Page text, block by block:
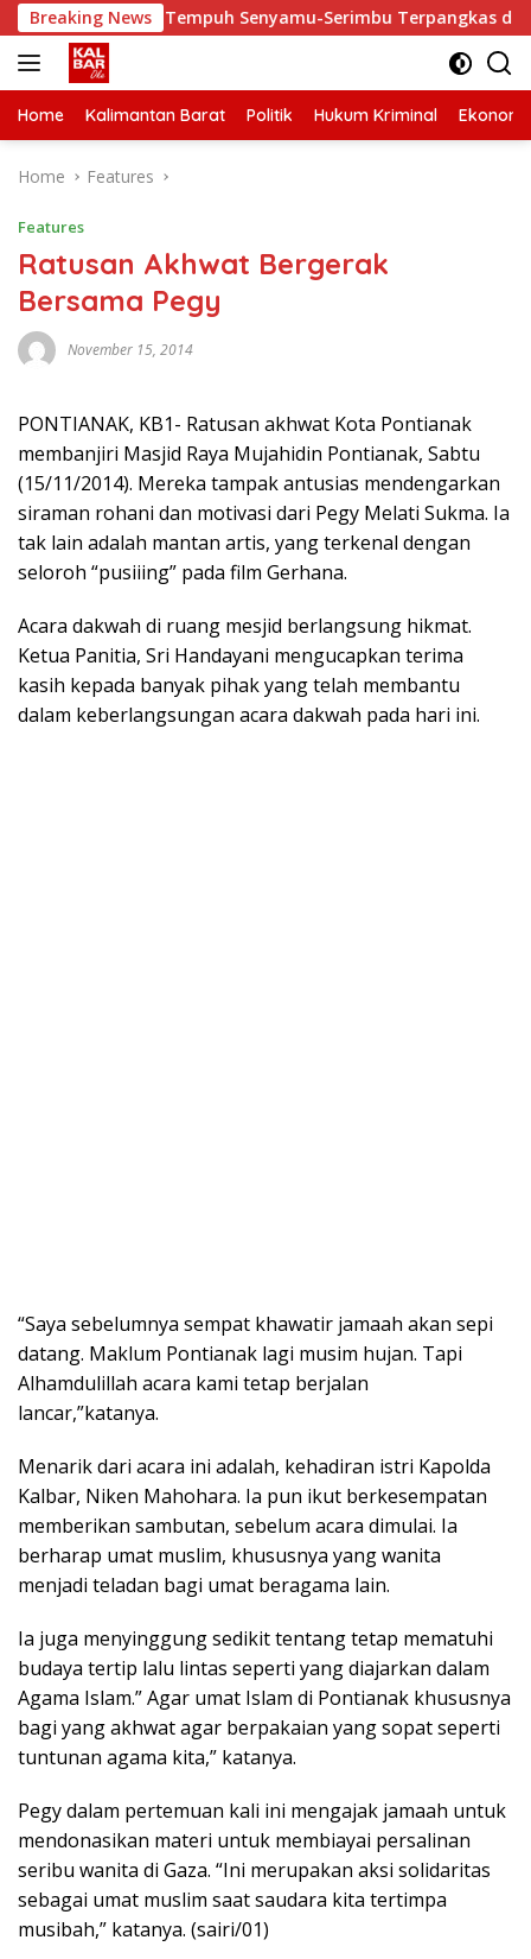
Skip
to
content
Breaking News
Waktu Tempuh Senyamu-Serimbu Terpangkas dari 2 Jam
Home Kalimantan Barat Politik Hukum Kriminal Ekonomi
Home Features
Features
Ratusan Akhwat Bergerak
Bersama Pegy
November 15, 2014
PONTIANAK, KB1- Ratusan akhwat Kota Pontianak
membanjiri Masjid Raya Mujahidin Pontianak, Sabtu
(15/11/2014). Mereka tampak antusias mendengarkan
siraman rohani dan motivasi dari Pegy Melati Sukma. Ia
tak lain adalah mantan artis, yang terkenal dengan
seloroh “pusiiing” pada film Gerhana.
Acara dakwah di ruang mesjid berlangsung hikmat.
Ketua Panitia, Sri Handayani mengucapkan terima
kasih kepada banyak pihak yang telah membantu
dalam keberlangsungan acara dakwah pada hari ini.
“Saya sebelumnya sempat khawatir jamaah akan sepi
datang. Maklum Pontianak lagi musim hujan. Tapi
Alhamdulillah acara kami tetap berjalan
lancar,”katanya.
Menarik dari acara ini adalah, kehadiran istri Kapolda
Kalbar, Niken Mahohara. Ia pun ikut berkesempatan
memberikan sambutan, sebelum acara dimulai. Ia
berharap umat muslim, khususnya yang wanita
menjadi teladan bagi umat beragama lain.
Ia juga menyinggung sedikit tentang tetap mematuhi
budaya tertip lalu lintas seperti yang diajarkan dalam
Agama Islam.” Agar umat Islam di Pontianak khususnya
bagi yang akhwat agar berpakaian yang sopat seperti
tuntunan agama kita,” katanya.
Pegy dalam pertemuan kali ini mengajak jamaah untuk
mendonasikan materi untuk membiayai persalinan
seribu wanita di Gaza. “Ini merupakan aksi solidaritas
sebagai umat muslim saat saudara kita tertimpa
musibah,” katanya. (sairi/01)